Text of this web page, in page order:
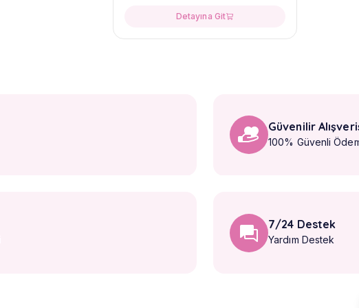
Detayına Git
Güvenilir
100% Güvenli
7/24 Destek
Yardım Destek